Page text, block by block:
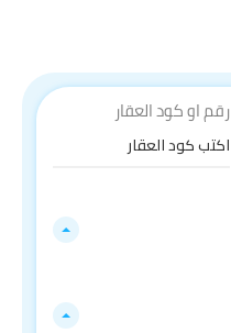
رقم او كود العقار